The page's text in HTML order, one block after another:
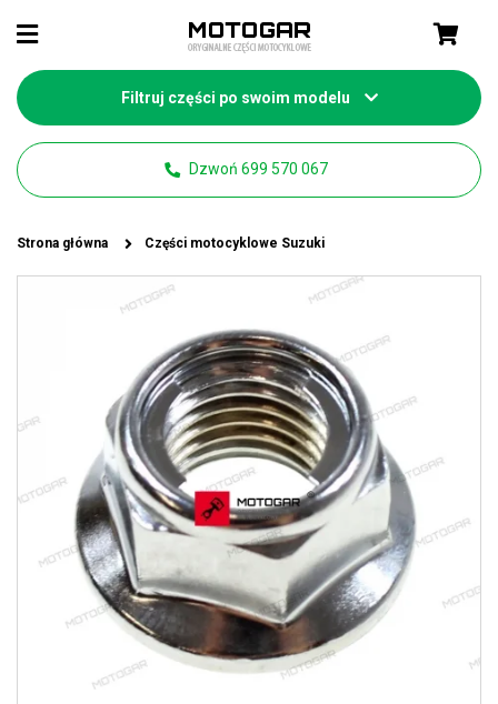
Filtruj części po swoim modelu
Dzwoń 699 570 067
Strona główna Części motocyklowe Suzuki